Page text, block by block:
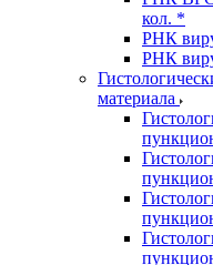
кол. *
РНК
РНК
материала